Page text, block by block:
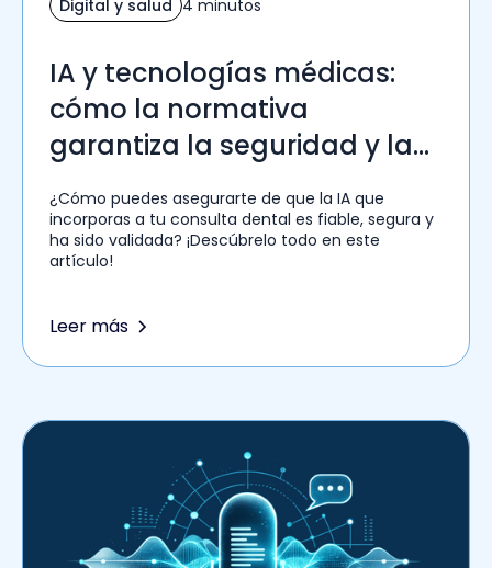
Digital y salud 4 minutos
IA y tecnologías médicas:
cómo la normativa
garantiza la seguridad y la
profesionales sanitarios
¿Cómo puedes asegurarte de que la IA que
incorporas a tu consulta dental es fiable, segura y
ha sido validada? ¡Descúbrelo todo en este
artículo!
Leer más